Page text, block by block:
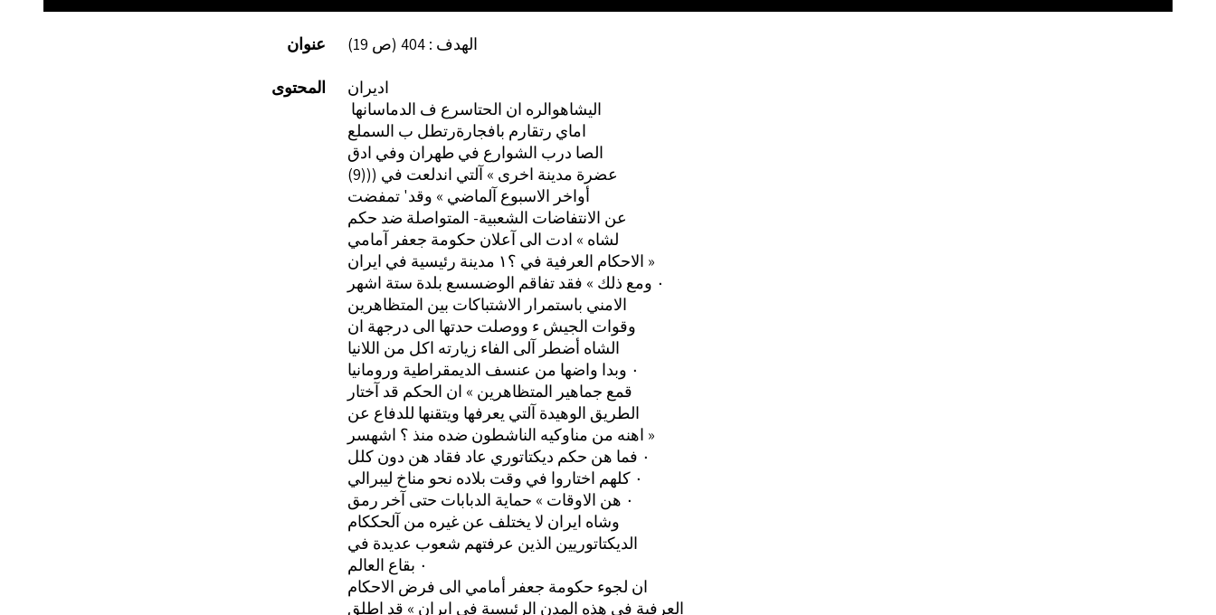
عنوان الهدف : 404 (ص 19)
المحتوى
اديران
اليشاهوالره ان الحتاسرع ف الدماسانها ‏
اماي رتقارم بافجارةرتطل ب السملع
الصا درب الشوارع في طهران وفي ادق
(9))) عضرة مدينة اخرى » آلتي اندلعت في
أواخر الاسبوع آلماضي » وقد' تمفضت
عن الانتفاضات الشعبية- المتواصلة ضد حكم
لشاه » ادت الى آعلان حكومة جعفر آمامي
الاحكام العرفية في ؟١‏ مدينة رئيسية في ايران »
بلدة ستة اشهر ‎٠‏ ومع ذلك » فقد تفاقم الوضسسع
الامني باستمرار الاشتباكات بين المتظاهرين
وقوات الجيش ء ووصلت حدتها الى درجهة ان
الشاه أضطر آلى الفاء زيارته اكل من اللانيا
الديمقراطية ورومانيا ‎٠‏ وبدا واضها من عنسف
قمع جماهير المتظاهرين » ان الحكم قد آختار
الطريق الوهيدة آلتي يعرفها ويتقنها للدفاع عن
اهنه من مناوكيه الناشطون ضده منذ ؟ اشهسر »
هن دون كلل ‎٠‏ فما هن حكم ديكتاتوري عاد فقاد
بلاده نحو مناخ ليبرالي ‎٠‏ كلهم اختاروا في وقت
هن الاوقات » حماية الدبابات حتى آخر رمق ‎٠‏
‏وشاه ايران لا يختلف عن غيره من آلحككام
الديكتاتوريين الذين عرفتهم شعوب عديدة في
بقاع العالم ‎٠‏
‏ان لجوء حكومة جعفر أمامي الى فرض الاحكام
العرفية في هذه المدن الرئيسية في ايران » قد اطلق